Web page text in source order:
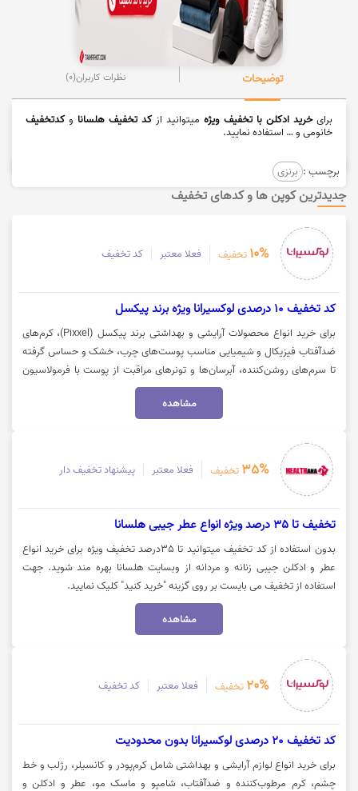
توضیحات نظرات کاربران(0)
برایخرید ادکلن با تخفیف ویژهمیتوانید ازکد تخفیف هلسانا وکدتخفیف
خانومی و … استفاده نمایید.
برچسب : برنزی
جدیدترین کوپن ها و کدهای تخفیف
10% تخفیف فعلا معتبر کد تخفیف
کد تخفیف 10 درصدی لوکسیرانا ویژه برند پیکسل
برای خرید انواع محصولات آرایشی و بهداشتی برند پیکسل (Pixxel)، کرم‌های
ضدآفتاب فیزیکال و شیمیایی مناسب پوست‌های چرب، خشک و حساس گرفته
تا سرم‌های روشن‌کننده، آبرسان‌ها و تونرهای مراقبت از پوست با فرمولاسیون
اینترنتی لوکسیرانا بهره‌مند شوید. جهت خرید با کد تخفیف لوکسیرانا، روی گزینه
مشاهده
35% تخفیف فعلا معتبر پیشنهاد تخفیف دار
تخفیف تا 35 درصد ویژه انواع عطر جیبی هلسانا
بدون استفاده از کد تخفیف میتوانید تا 35درصد تخفیف ویژه برای خرید انواع
عطر و ادکلن جیبی زنانه و مردانه از وبسایت هلسانا بهره مند شوید. جهت
استفاده از تخفیف می بایست بر روی گزینه "خرید کنید" کلیک نمایید.
مشاهده
20% تخفیف فعلا معتبر کد تخفیف
کد تخفیف 20 درصدی لوکسیرانا بدون محدودیت
برای خرید انواع لوازم آرایشی و بهداشتی شامل کرم‌پودر و کانسیلر، رژلب و خط
چشم، کرم مرطوب‌کننده و ضدآفتاب، شامپو و ماسک مو، عطر و ادکلن و